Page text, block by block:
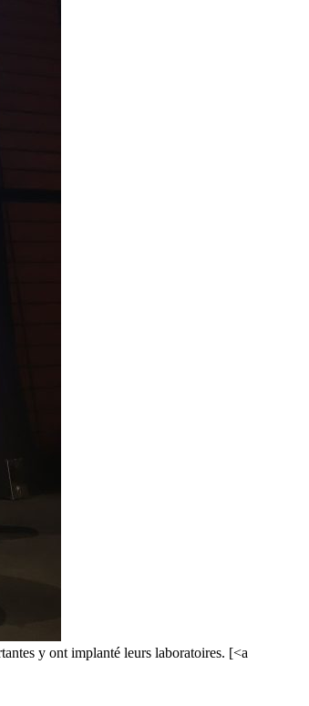
y ont implanté leurs laboratoires. [<a